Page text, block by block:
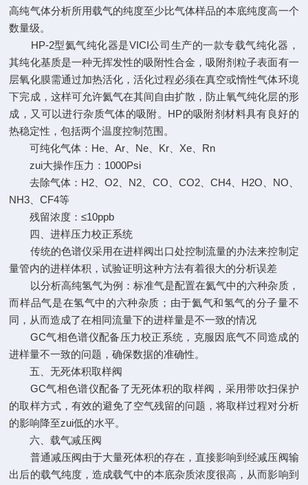
高纯气体分析所用载气的纯度至少比气体样品的本底纯度高一个
数量级。
HP-2型氦气纯化器是VICI公司生产的一款专载气纯化器，
其纯化基质是一种无挥发性的吸附性合金，吸附剂粒子表面有一
层氧化膜需通过加热活化，活化过程必须在真空或惰性气体环境
下完成，这样可允许氦气在其间自由扩散，防止氧气纯化层的形
成，又可以进行杂质气体的吸附。HP的吸附剂材料具有良好的
热稳定性，包括两个温度控制范围。
可纯化气体：He、Ar、Ne、Kr、Xe、Rn
zui大操作压力：1000Psi
去除气体：H2、O2、N2、CO、CO2、CH4、H2O、NO、
NH3、CF4等
残留浓度：≤10ppb
四、进样压力校正系统
传统的色谱仪采用在进样阀出口处控制流量的办法来控制定
量管内的进样体积，试验证明这种方法有着很大的分析误差
以分析高纯氢气为例：标准气是配置在氦气中的六种杂质，
而样品气是在氢气中的六种杂质；由于氦气和氢气的分子量不
同，从而造成了在相同流量下的进样量是不一致的情况
GC气相色谱仪配备压力校正系统，克服因底气不同造成的
进样量不一致的问题，确保数据的准确性。
五、无死体积取样阀
GC气相色谱仪配备了无死体积的取样阀，采用带吹扫保护
的取样方式，有效的避免了空气残留的问题，将取样过程对分析
的影响降至zui低的水平。
六、载气减压阀
普通减压阀由于大量死体积的存在，直接影响到经减压阀输
出后的载气纯度，造成载气中的本底杂质浓度很高，从而影响到